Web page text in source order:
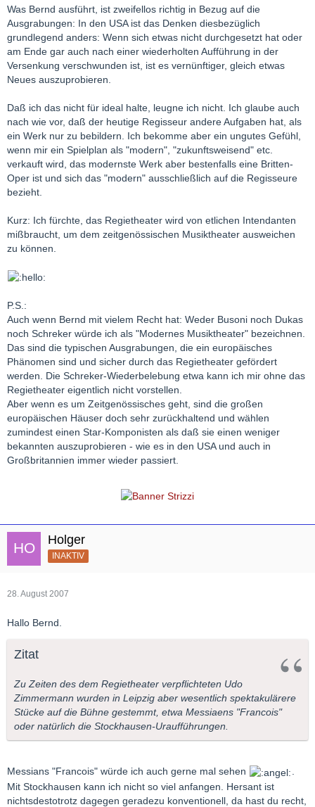
Was Bernd ausführt, ist zweifellos richtig in Bezug auf die
Ausgrabungen: In den USA ist das Denken diesbezüglich
grundlegend anders: Wenn sich etwas nicht durchgesetzt hat oder
am Ende gar auch nach einer wiederholten Aufführung in der
Versenkung verschwunden ist, ist es vernünftiger, gleich etwas
Neues auszuprobieren.
Daß ich das nicht für ideal halte, leugne ich nicht. Ich glaube auch
nach wie vor, daß der heutige Regisseur andere Aufgaben hat, als
ein Werk nur zu bebildern. Ich bekomme aber ein ungutes Gefühl,
wenn mir ein Spielplan als "modern", "zukunftsweisend" etc.
verkauft wird, das modernste Werk aber bestenfalls eine Britten-
Oper ist und sich das "modern" ausschließlich auf die Regisseure
bezieht.
Kurz: Ich fürchte, das Regietheater wird von etlichen Intendanten
mißbraucht, um dem zeitgenössischen Musiktheater ausweichen
zu können.
P.S.:
Auch wenn Bernd mit vielem Recht hat: Weder Busoni noch Dukas
noch Schreker würde ich als "Modernes Musiktheater" bezeichnen.
Das sind die typischen Ausgrabungen, die ein europäisches
Phänomen sind und sicher durch das Regietheater gefördert
werden. Die Schreker-Wiederbelebung etwa kann ich mir ohne das
Regietheater eigentlich nicht vorstellen.
Aber wenn es um Zeitgenössisches geht, sind die großen
europäischen Häuser doch sehr zurückhaltend und wählen
zumindest einen Star-Komponisten als daß sie einen weniger
bekannten auszuprobieren - wie es in den USA und auch in
Großbritannien immer wieder passiert.
Holger
INAKTIV
28. August 2007
Hallo Bernd.
Zitat
Zu Zeiten des dem Regietheater verpflichteten Udo
Zimmermann wurden in Leipzig aber wesentlich spektakulärere
Stücke auf die Bühne gestemmt, etwa Messiaens "Francois"
oder natürlich die Stockhausen-Uraufführungen.
Messians "Francois" würde ich auch gerne mal sehen
.
Mit Stockhausen kann ich nicht so viel anfangen. Hersant ist
nichtsdestotrotz dagegen geradezu konventionell, da hast du recht,